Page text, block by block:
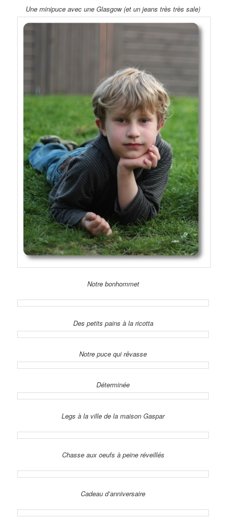
Une minipuce avec une Glasgow (et un jeans très très sale)
Notre bonhommet
Des petits pains à la ricotta
Notre puce qui rêvasse
Déterminée
Legs à la ville de la maison Gaspar
Chasse aux oeufs à peine réveillés
Cadeau d’anniversaire